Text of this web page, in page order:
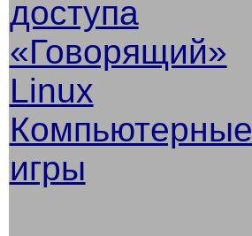
доступа
«Говорящий»
Linux
Компьютерные
игры